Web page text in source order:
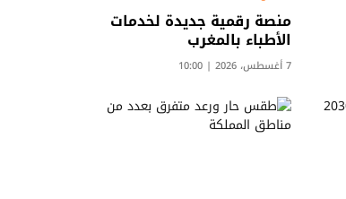
منصة رقمية جديدة لخدمات
الأطباء بالمغرب
7 أغسطس، 2026 | 10:00